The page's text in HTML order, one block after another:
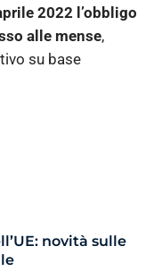
2022 l’obbligo
alle mense,
su base
novità sulle